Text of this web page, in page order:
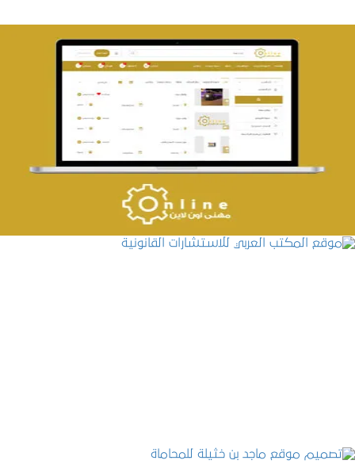
تصميم حراج مهنى
التفاصيل